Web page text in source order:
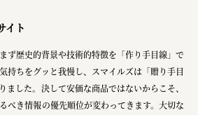
会社 / 大樹町役場企画商工課航空宇
ージ​
イト
ず歴史的背景や技術的特徴を「作り手目線」で
持ちをグッと我慢し、スマイルズは「贈り手目
ました。決して安価な商品ではないからこそ、
べき情報の優先順位が変わってきます。大切な